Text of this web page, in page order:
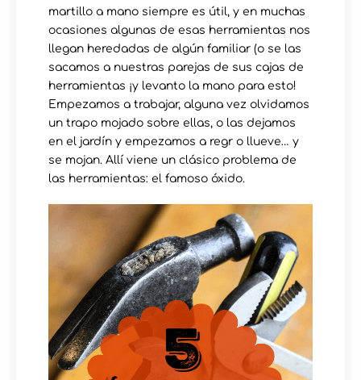
martillo a mano siempre es útil, y en muchas
ocasiones algunas de esas herramientas nos
llegan heredadas de algún familiar (o se las
sacamos a nuestras parejas de sus cajas de
herramientas ¡y levanto la mano para esto!
Empezamos a trabajar, alguna vez olvidamos
un trapo mojado sobre ellas, o las dejamos
en el jardín y empezamos a regr o llueve… y
se mojan. Allí viene un clásico problema de
las herramientas: el famoso óxido.